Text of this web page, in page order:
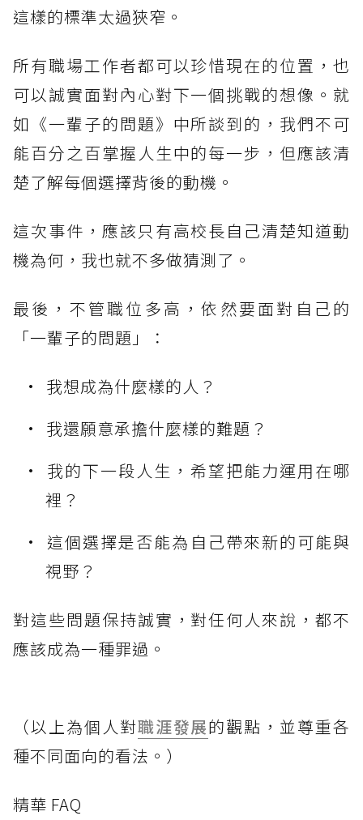
這樣的標準太過狹窄。
所有職場工作者都可以珍惜現在的位置，也
可以誠實面對內心對下一個挑戰的想像。就
如《一輩子的問題》中所談到的，我們不可
能百分之百掌握人生中的每一步，但應該清
楚了解每個選擇背後的動機。
這次事件，應該只有高校長自己清楚知道動
機為何，我也就不多做猜測了。
最後，不管職位多高，依然要面對自己的
「一輩子的問題」：
我想成為什麼樣的人？
我還願意承擔什麼樣的難題？
我的下一段人生，希望把能力運用在哪
裡？
這個選擇是否能為自己帶來新的可能與
視野？
對這些問題保持誠實，對任何人來說，都不
應該成為一種罪過。
（以上為個人對職涯發展的觀點，並尊重各
種不同面向的看法。）
精華 FAQ